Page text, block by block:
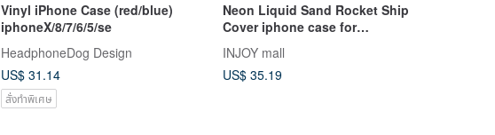
Vinyl iPhone Case (red/blue)
iphoneX/8/7/6/5/se
HeadphoneDog Design
US$ 31.14
สั่งทำพิเศษ
Neon Liquid Sand Rocket Ship
Cover iphone case for
8,X,XS,XR,max,11pro,11max,SE2
INJOY mall
US$ 35.19